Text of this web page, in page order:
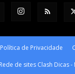
Política de Privacidade
de sites Clash Dicas